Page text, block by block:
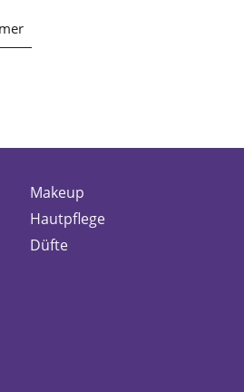
Makeup
Hautpflege
Düfte